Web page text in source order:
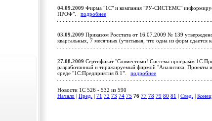
04.09.2009 Фирма "1С" и компания "РУ-СИСТЕМС"
ПРОФ". подробнее
03.09.2009 Приказом Росстата от 16.07.2009 № 139
квартальных, 7 месячных (учитывая, что одна из форм
27.08.2009 Сертификат "Совместимо! Система программ
разработанный и тиражируемый фирмой "Аналитика. Проекты
среде "1С:Предприятия 8.1". подробнее
Новости 1C 526 - 532 из 590
Начало
Пред. 71 72 73 74 75 76 77 78 79 80 81 След. Конец